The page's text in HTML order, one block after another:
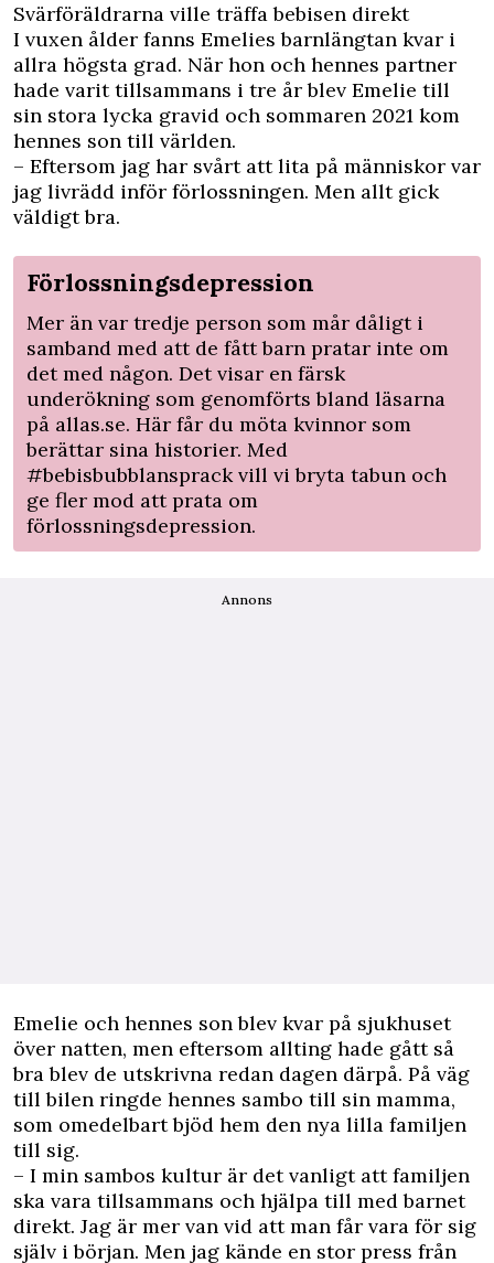
Svärföräldrarna ville träffa bebisen direkt
I vuxen ålder fanns Emelies barnlängtan kvar i
allra högsta grad. När hon och hennes partner
hade varit tillsammans i tre år blev Emelie till
sin stora lycka gravid och sommaren 2021 kom
hennes son till världen.
– Eftersom jag har svårt att lita på människor var
jag livrädd inför förlossningen. Men allt gick
väldigt bra.
Förlossningsdepression
Mer än var tredje person som mår dåligt i
samband med att de fått barn pratar inte om
det med någon. Det visar en färsk
underökning som genomförts bland läsarna
på allas.se. Här får du möta kvinnor som
berättar sina historier. Med
#bebisbubblansprackvill vi bryta tabun och
ge fler mod att prata om
förlossningsdepression.
Annons
Emelie och hennes son blev kvar på sjukhuset
över natten, men eftersom allting hade gått så
bra blev de utskrivna redan dagen därpå. På väg
till bilen ringde hennes sambo till sin mamma,
som omedelbart bjöd hem den nya lilla familjen
till sig.
– I min sambos kultur är det vanligt att familjen
ska vara tillsammans och hjälpa till med barnet
direkt. Jag är mer van vid att man får vara för sig
själv i början. Men jag kände en stor press från